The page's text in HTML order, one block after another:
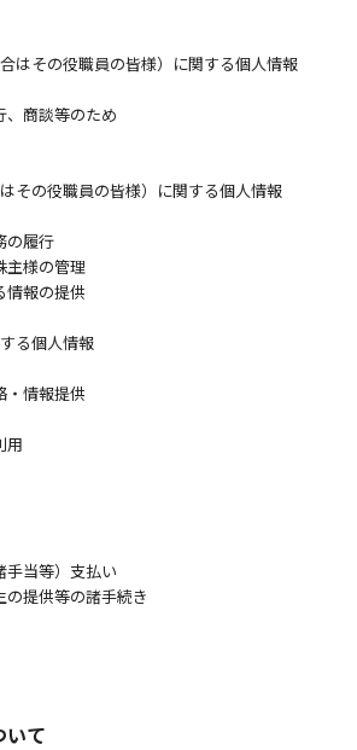
はその役職員の皆様）に関する個人情報
、商談等のため
その役職員の皆様）に関する個人情報
の履行
主様の管理
情報の提供
る個人情報
・情報提供
用
手当等）支払い
の提供等の諸手続き
いて